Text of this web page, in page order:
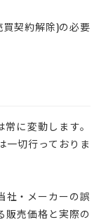
買契約解除)の必要
に変動します。
一切行っておりま
社・メーカーの誤
販売価格と実際の